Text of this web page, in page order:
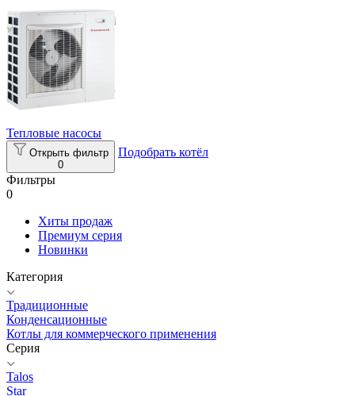
Тепловые насосы
Открыть фильтр
0
Подобрать котёл
Фильтры
0
Хиты продаж
Премиум серия
Новинки
Категория
Традиционные
Конденсационные
Котлы для коммерческого применения
Серия
Talos
Star